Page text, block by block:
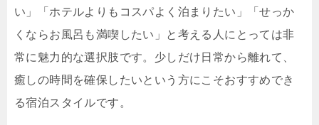
い」「ホテルよりもコスパよく泊まりたい」「せっか
くならお風呂も満喫したい」と考える人にとっては非
常に魅力的な選択肢です。少しだけ日常から離れて、
癒しの時間を確保したいという方にこそおすすめでき
る宿泊スタイルです。